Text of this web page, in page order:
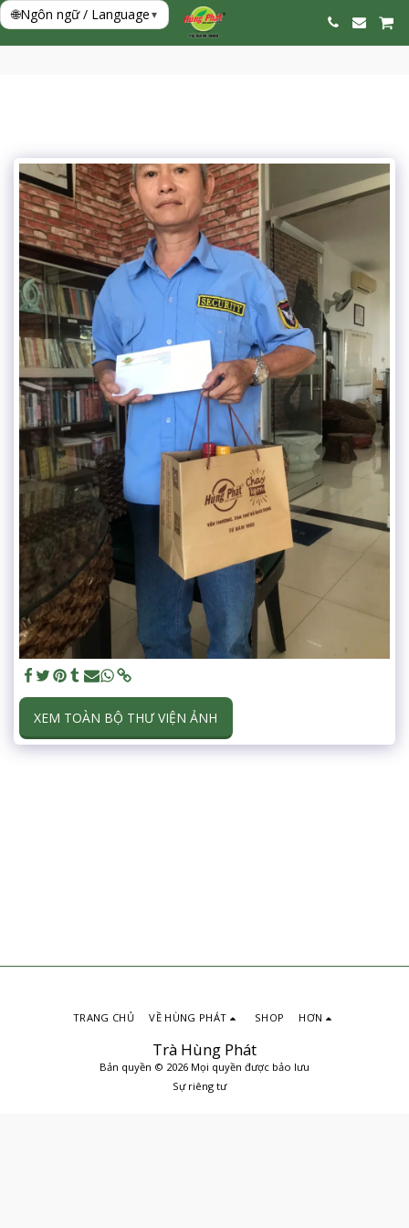
🌐Ngôn ngữ / Language▾
XEM TOÀN BỘ THƯ VIỆN ẢNH
Trà Hùng Phát
Bản quyền © 2026 Mọi quyền được bảo lưu
Sự riêng tư
TRANG CHỦ VỀ HÙNG PHÁT SHOP HƠN